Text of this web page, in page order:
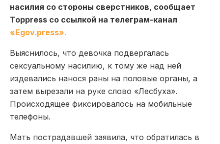
насилия со стороны сверстников, сообщает
Toppress со ссылкой на телеграм-канал
«Egov.press».
Выяснилось, что девочка подвергалась
сексуальному насилию, к тому же над ней
издевались нанося раны на половые органы, а
затем вырезали на руке слово «Лесбуха».
Происходящее фиксировалось на мобильные
телефоны.
Мать пострадавшей заявила, что обратилась в